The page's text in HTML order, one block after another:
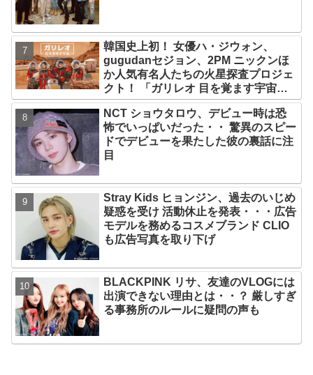
韓国史上初！ 女優ハ・ジウォン、
gugudanセジョン、2PM ニックンほ
か人気有名人たちの火星探査プロジェ
クト！ 「ガリレオ 目を覚ます宇宙」
10月10日（水）日本初放送決定
NCT ショウタロウ、デビュー時は恐
怖でいっぱいだった・・ 驚異のスピー
ドでデビューを果たした彼の裏話に注
目
Stray Kids ヒョンジン、過去のいじめ
疑惑を受け 活動休止を発表・・・広告
モデルを務めるコスメブランド CLIO
も広告写真を取り下げ
BLACKPINK リサ、友達のVLOGには
出演できない理由とは・・？ 厳しすぎ
る事務所のルールに疑問の声も